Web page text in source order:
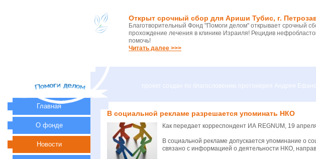
Открыт срочный сбор для Ариши Тубис, г.
Благотворительный Фонд "Помоги делом" открывает срочный
прохождение лечения в клинике Израиля! Рецидив
помочь!
Читать далее >>>
проект создан по благословению протоиерея Андрея
В социальной рекламе разрешается упоминать НКО
Как передает корреспондент ИА REGNUM, 19
В социальной рекламе допускается упоминание о
связано с информацией о деятельности НКО,
Главная
О фонде
Новости